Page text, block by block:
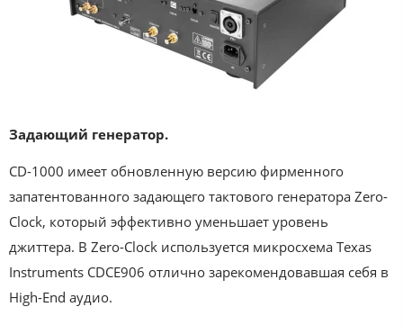
Задающий генератор.
CD-1000 имеет обновленную версию фирменного
запатентованного задающего тактового генератора Zero-
Clock, который эффективно уменьшает уровень
джиттера. В Zero-Clock используется микросхема Texas
Instruments CDCE906 отлично зарекомендовавшая себя в
High-End аудио.